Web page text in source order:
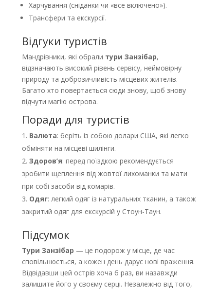
Харчування (сніданки чи «все включено»).
Трансфери та екскурсії.
Відгуки туристів
Мандрівники, які обрали тури Занзібар,
відзначають високий рівень сервісу, неймовірну
природу та доброзичливість місцевих жителів.
Багато хто повертається сюди знову, щоб знову
відчути магію острова.
Поради для туристів
Валюта: беріть із собою долари США, які легко
обміняти на місцеві шилінги.
Здоров’я: перед поїздкою рекомендується
зробити щеплення від жовтої лихоманки та мати
при собі засоби від комарів.
Одяг: легкий одяг із натуральних тканин, а також
закритий одяг для екскурсій у Стоун-Таун.
Підсумок
Тури Занзібар — це подорож у місце, де час
сповільнюється, а кожен день дарує нові враження.
Відвідавши цей острів хоча б раз, ви назавжди
залишите його у своєму серці. Незалежно від того,